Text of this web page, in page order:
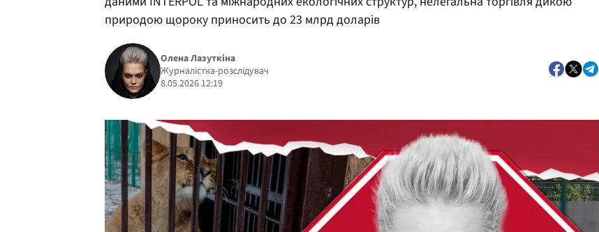
природою щороку приносить до 23 млрд доларів
Олена Лазуткіна
Журналістка-розслідувач
8.05.2026 12:19